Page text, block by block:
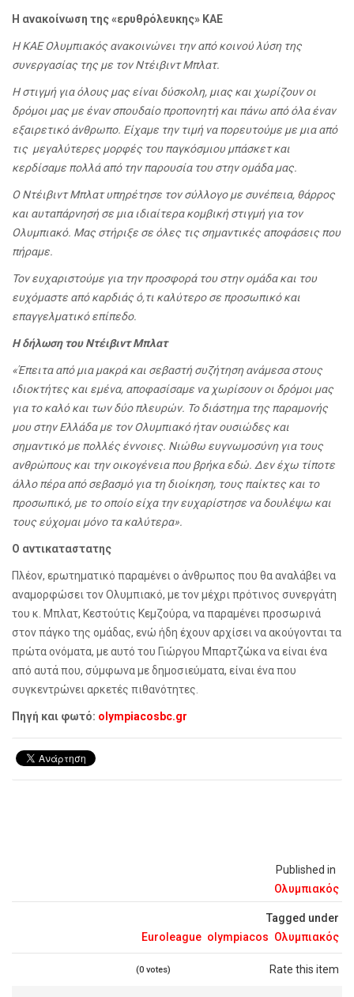
Published in
Ολυμπιακός
Tagged under
Euroleague olympiacos Ολυμπιακός
Rate this item
(0 votes)
Η ανακοίνωση της «ερυθρόλευκης» ΚΑΕ
Η ΚΑΕ Ολυμπιακός ανακοινώνει την από κοινού λύση της
συνεργασίας της με τον Ντέιβιντ Μπλατ.
H στιγμή για όλους μας είναι δύσκολη, μιας και χωρίζουν οι
δρόμοι μας με έναν σπουδαίο προπονητή και πάνω από όλα έναν
εξαιρετικό άνθρωπο. Είχαμε την τιμή να πορευτούμε με μια από
τις μεγαλύτερες μορφές του παγκόσμιου μπάσκετ και
κερδίσαμε πολλά από την παρουσία του στην ομάδα μας.
Ο Ντέιβιντ Μπλατ υπηρέτησε τον σύλλογο με συνέπεια, θάρρος
και αυταπάρνησή σε μια ιδιαίτερα κομβική στιγμή για τον
Ολυμπιακό. Μας στήριξε σε όλες τις σημαντικές αποφάσεις που
πήραμε.
Τον ευχαριστούμε για την προσφορά του στην ομάδα και του
ευχόμαστε από καρδιάς ό,τι καλύτερο σε προσωπικό και
επαγγελματικό επίπεδο.
H δήλωση του Ντέιβιντ Μπλατ
«Έπειτα από μια μακρά και σεβαστή συζήτηση ανάμεσα στους
ιδιοκτήτες και εμένα, αποφασίσαμε να χωρίσουν οι δρόμοι μας
για το καλό και των δύο πλευρών. Το διάστημα της παραμονής
μου στην Ελλάδα με τον Ολυμπιακό ήταν ουσιώδες και
σημαντικό με πολλές έννοιες. Νιώθω ευγνωμοσύνη για τους
ανθρώπους και την οικογένεια που βρήκα εδώ. Δεν έχω τίποτε
άλλο πέρα από σεβασμό για τη διοίκηση, τους παίκτες και το
προσωπικό, με το οποίο είχα την ευχαρίστησε να δουλέψω και
τους εύχομαι μόνο τα καλύτερα».
Ο αντικαταστατης
Πλέον, ερωτηματικό παραμένει ο άνθρωπος που θα αναλάβει να
αναμορφώσει τον Ολυμπιακό, με τον μέχρι πρότινος συνεργάτη
του κ. Μπλατ, Κεστούτις Κεμζούρα, να παραμένει προσωρινά
στον πάγκο της ομάδας, ενώ ήδη έχουν αρχίσει να ακούγονται τα
πρώτα ονόματα, με αυτό του Γιώργου Μπαρτζώκα να είναι ένα
από αυτά που, σύμφωνα με δημοσιεύματα, είναι ένα που
συγκεντρώνει αρκετές πιθανότητες.
Πηγή και φωτό: olympiacosbc.gr